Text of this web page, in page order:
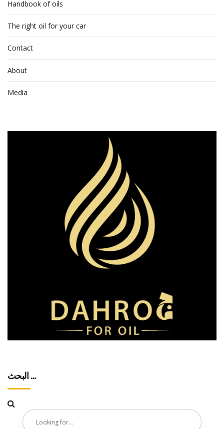
Handbook of oils
The right oil for your car
Contact
About
Media
البحث …